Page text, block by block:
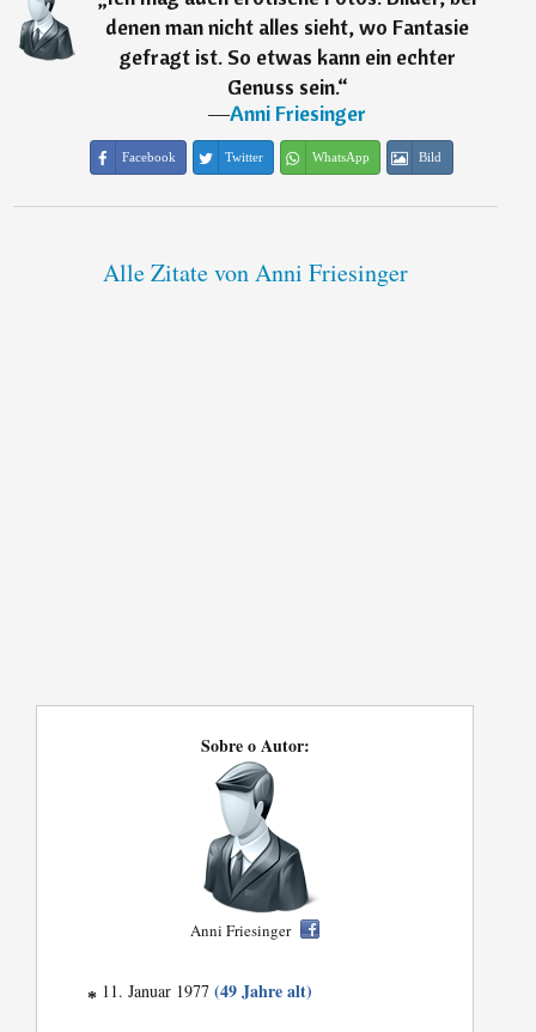
denen man nicht alles sieht, wo Fantasie
gefragt ist. So etwas kann ein echter
Genuss sein.“
―Anni Friesinger
Facebook Twitter WhatsApp Bild
Alle Zitate von Anni Friesinger
Sobre o Autor:
Anni Friesinger
* 11. Januar 1977(49 Jahre alt)